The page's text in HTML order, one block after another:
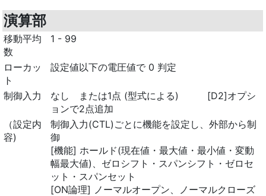
演算部
移動平均
数
1 - 99
ローカッ
ト
設定値以下の電圧値で 0 判定
制御入力
なし または1点 (型式による) [D2]オプシ
ョンで2点追加
（設定内
容)
制御入力(CTL)ごとに機能を設定し、外部から制
御
[機能] ホールド(現在値・最大値・最小値・変動
幅最大値)、ゼロシフト・スパンシフト・ゼロセ
ット・スパンセット
[ON論理] ノーマルオープン、ノーマルクローズ